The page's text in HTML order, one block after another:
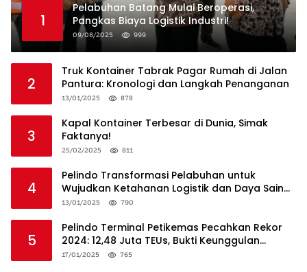
1
Pelabuhan Batang Mulai Beroperasi,
Pangkas Biaya Logistik Industri!
09/08/2025 999
2
Truk Kontainer Tabrak Pagar Rumah di Jalan
Pantura: Kronologi dan Langkah Penanganan
13/01/2025 878
3
Kapal Kontainer Terbesar di Dunia, Simak
Faktanya!
25/02/2025 811
4
Pelindo Transformasi Pelabuhan untuk
Wujudkan Ketahanan Logistik dan Daya Saing
Global
13/01/2025 790
5
Pelindo Terminal Petikemas Pecahkan Rekor
2024: 12,48 Juta TEUs, Bukti Keunggulan
Logistik Nasional
17/01/2025 765